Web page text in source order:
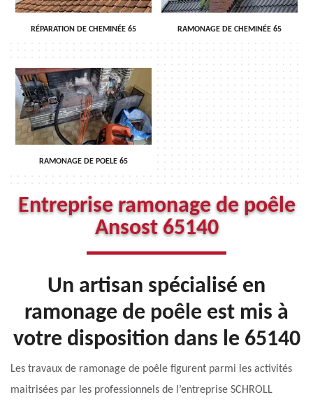
RÉPARATION DE CHEMINÉE 65 RAMONAGE DE CHEMINÉE 65
RAMONAGE DE POELE 65
Entreprise ramonage de poêle
Ansost 65140
Un artisan spécialisé en
ramonage de poêle est mis à
votre disposition dans le 65140
Les travaux de ramonage de poêle figurent parmi les activités
maitrisées par les professionnels de l’entreprise SCHROLL